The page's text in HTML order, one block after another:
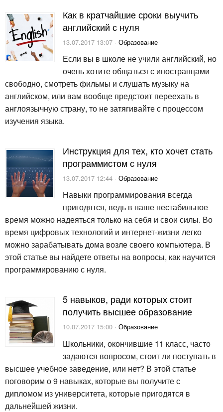
Как в кратчайшие сроки выучить
английский с нуля
13.07.2017 13:07 · Образование
Если вы в школе не учили английский, но
очень хотите общаться с иностранцами
свободно, смотреть фильмы и слушать музыку на
английском, или вам вообще предстоит переехать в
англоязычную страну, то не затягивайте с процессом
изучения языка.
Инструкция для тех, кто хочет стать
программистом с нуля
13.07.2017 12:44 · Образование
Навыки программирования всегда
пригодятся, ведь в наше нестабильное
время можно надеяться только на себя и свои силы. Во
время цифровых технологий и интернет-жизни легко
можно зарабатывать дома возле своего компьютера. В
этой статье вы найдете ответы на вопросы, как научится
программированию с нуля.
5 навыков, ради которых стоит
получить высшее образование
10.07.2017 15:00 · Образование
Школьники, окончившие 11 класс, часто
задаются вопросом, стоит ли поступать в
высшее учебное заведение, или нет? В этой статье
поговорим о 9 навыках, которые вы получите с
дипломом из университета, которые пригодятся в
дальнейшей жизни.